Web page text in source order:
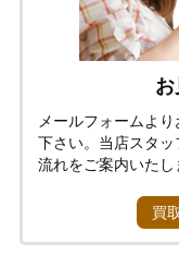
メールフォームよ
下さい。当店スタ
流れをご案内いたし
買